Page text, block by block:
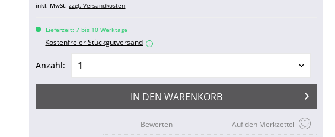
inkl. MwSt.zzgl. Versandkosten
Lieferzeit: 7 bis 10 Werktage
Kostenfreier Stückgutversand i
Anzahl:
IN DEN WARENKORB
Auf den Merkzettel
Bewerten